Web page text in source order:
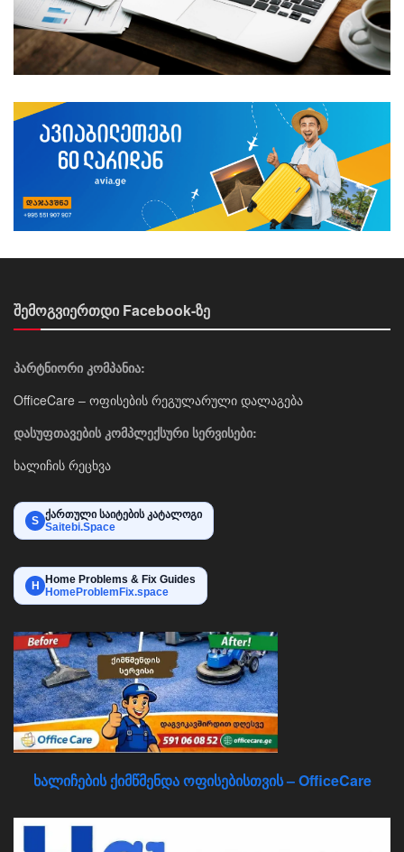
შემოგვიერთდი Facebook-ზე
პარტნიორი კომპანია:
OfficeCare – ოფისების რეგულარული დალაგება
დასუფთავების კომპლექსური სერვისები:
ხალიჩის რეცხვა
S ქართული საიტების კატალოგი
Saitebi.Space
H
Home Problems & Fix Guides
HomeProblemFix.space
ხალიჩების ქიმწმენდა ოფისებისთვის – OfficeCare